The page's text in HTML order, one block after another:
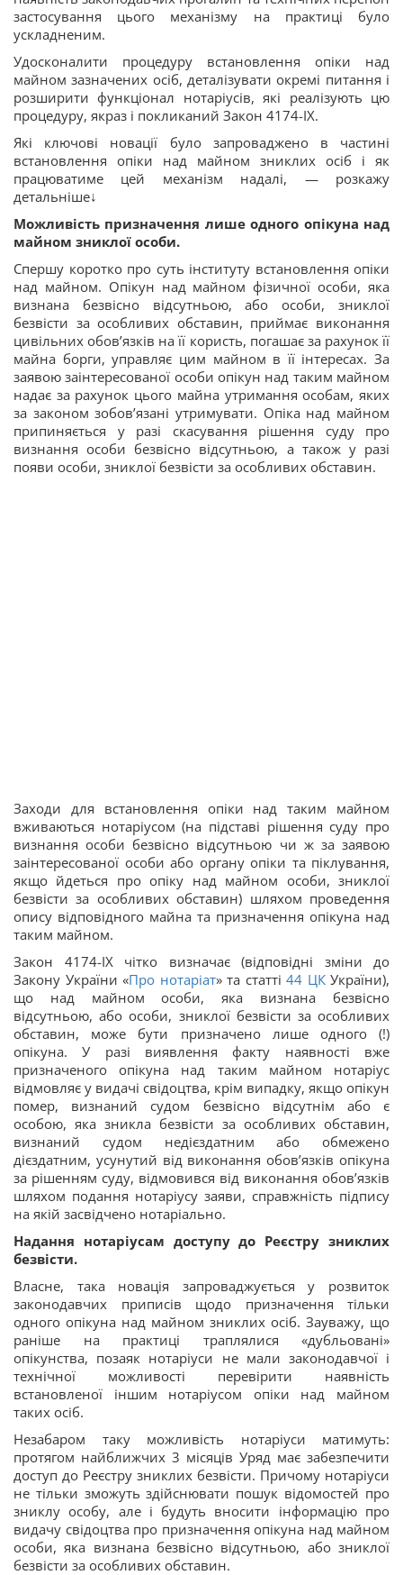
застосування цього механізму на практиці було
ускладненим.
Удосконалити процедуру встановлення опіки над
майном зазначених осіб, деталізувати окремі питання і
розширити функціонал нотаріусів, які реалізують цю
процедуру, якраз і покликаний Закон 4174-IX.
Які ключові новації було запроваджено в частині
встановлення опіки над майном зниклих осіб і як
працюватиме цей механізм надалі, — розкажу
детальніше↓
Можливість призначення лише одного опікуна над
майном зниклої особи.
Спершу коротко про суть інституту встановлення опіки
над майном. Опікун над майном фізичної особи, яка
визнана безвісно відсутньою, або особи, зниклої
безвісти за особливих обставин, приймає виконання
цивільних обов’язків на її користь, погашає за рахунок її
майна борги, управляє цим майном в її інтересах. За
заявою заінтересованої особи опікун над таким майном
надає за рахунок цього майна утримання особам, яких
за законом зобов’язані утримувати. Опіка над майном
припиняється у разі скасування рішення суду про
визнання особи безвісно відсутньою, а також у разі
появи особи, зниклої безвісти за особливих обставин.
Заходи для встановлення опіки над таким майном
вживаються нотаріусом (на підставі рішення суду про
визнання особи безвісно відсутньою чи ж за заявою
заінтересованої особи або органу опіки та піклування,
якщо йдеться про опіку над майном особи, зниклої
безвісти за особливих обставин) шляхом проведення
опису відповідного майна та призначення опікуна над
таким майном.
Закон 4174-IX чітко визначає (відповідні зміни до
Закону України «Про нотаріат» та статті 44 ЦКУкраїни),
що над майном особи, яка визнана безвісно
відсутньою, або особи, зниклої безвісти за особливих
обставин, може бути призначено лише одного (!)
опікуна. У разі виявлення факту наявності вже
призначеного опікуна над таким майном нотаріус
відмовляє у видачі свідоцтва, крім випадку, якщо опікун
помер, визнаний судом безвісно відсутнім або є
особою, яка зникла безвісти за особливих обставин,
визнаний судом недієздатним або обмежено
дієздатним, усунутий від виконання обов’язків опікуна
за рішенням суду, відмовився від виконання обов’язків
шляхом подання нотаріусу заяви, справжність підпису
на якій засвідчено нотаріально.
Надання нотаріусам доступу до Реєстру зниклих
безвісти.
Власне, така новація запроваджується у розвиток
законодавчих приписів щодо призначення тільки
одного опікуна над майном зниклих осіб. Зауважу, що
раніше на практиці траплялися «дубльовані»
опікунства, позаяк нотаріуси не мали законодавчої і
технічної можливості перевірити наявність
встановленої іншим нотаріусом опіки над майном
таких осіб.
Незабаром таку можливість нотаріуси матимуть:
протягом найближчих 3 місяців Уряд має забезпечити
доступ до Реєстру зниклих безвісти. Причому нотаріуси
не тільки зможуть здійснювати пошук відомостей про
зниклу особу, але і будуть вносити інформацію про
видачу свідоцтва про призначення опікуна над майном
особи, яка визнана безвісно відсутньою, або зниклої
безвісти за особливих обставин.